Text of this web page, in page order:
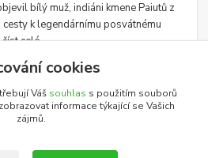
bílý muž, indiáni kmene Paiutů z
k legendárnímu posvátnému
číst celé
všechny články
cookies
Váš souhlas s použitím souborů
informace týkající se Vašich
zájmů.